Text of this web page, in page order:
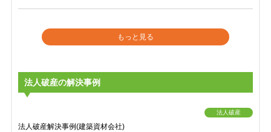
もっと見る
法人破産の解決事例
法人破産
法人破産解決事例(建築資材会社)